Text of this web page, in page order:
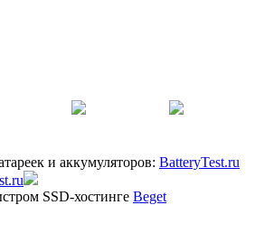
и аккумуляторов: BatteryTest.ru
SSD-хостинге Beget